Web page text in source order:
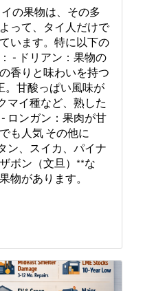
の果物は、その多
って、タイ人だけで
います。特に以下の
- ドリアン：果物の
香りと味わいを持つ
。甘酸っぱい風味が
マイ種など、熟した
ロンガン：果肉が甘
も人気 その他に
ン、スイカ、パイナ
ボン（文旦）**な
物があります。